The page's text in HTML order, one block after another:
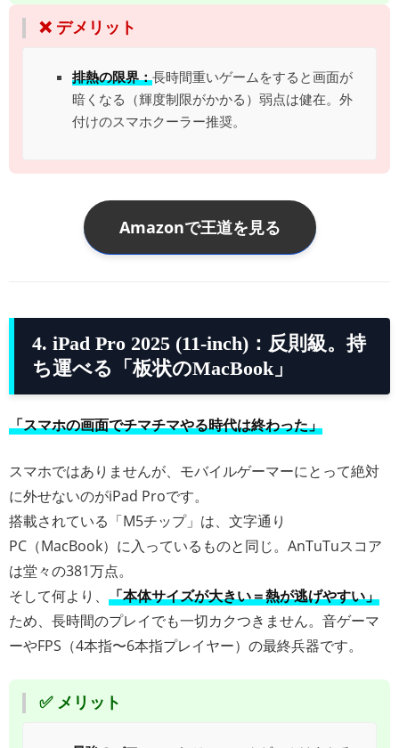
❌ デメリット
排熱の限界：長時間重いゲームをすると画面が
暗くなる（輝度制限がかかる）弱点は健在。外
付けのスマホクーラー推奨。
Amazonで王道を見る
4. iPad Pro 2025 (11-inch)：反則級。持
ち運べる「板状のMacBook」
「スマホの画面でチマチマやる時代は終わった」
スマホではありませんが、モバイルゲーマーにとって絶対
に外せないのがiPad Proです。
搭載されている「M5チップ」は、文字通り
PC（MacBook）に入っているものと同じ。AnTuTuスコア
は堂々の381万点。
そして何より、 「本体サイズが大きい＝熱が逃げやすい」
ため、長時間のプレイでも一切カクつきません。音ゲーマ
ーやFPS（4本指〜6本指プレイヤー）の最終兵器です。
✅ メリット